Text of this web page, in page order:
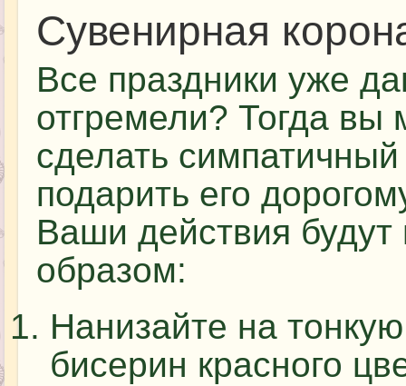
Сувенирная
Все праздники уже
отгремели? Тогда вы
сделать
подарить его
Ваши действия
образом:
Нанизайте на
бисерин красного